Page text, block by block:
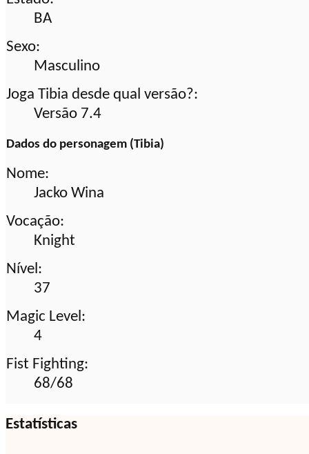
BA
Sexo:
Masculino
Joga Tibia desde qual versão?:
Versão 7.4
Dados do personagem (Tibia)
Nome:
Jacko Wina
Vocação:
Knight
Nível:
37
Magic Level:
4
Fist Fighting:
68/68
Estatísticas